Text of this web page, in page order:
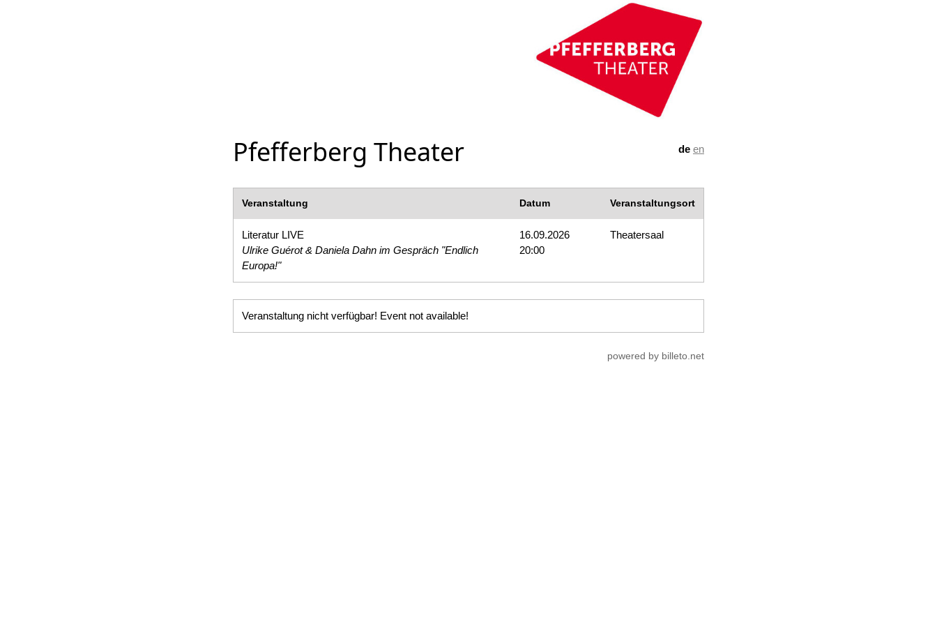
de en
Pfefferberg Theater
Veranstaltung
Literatur LIVE
Ulrike Guérot & Daniela Dahn im Gespräch "Endlich
Europa!"
Datum
16.09.2026
20:00
Veranstaltungsort
Theatersaal
Veranstaltung nicht verfügbar! Event not available!
powered by billeto.net